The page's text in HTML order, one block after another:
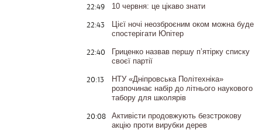
22:49 10 червня: це цікаво знати
22:43
Цієї ночі неозброєним оком можна буде
спостерігати Юпітер
22:40
Гриценко назвав першу п’ятірку списку
своєї партії
20:13
НТУ «Дніпровська Політехніка»
розпочинає набір до літнього наукового
табору для школярів
20:08
Активісти продовжують безстрокову
акцію проти вирубки дерев